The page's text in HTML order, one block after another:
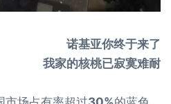
诺基亚你终于来了
我家的核桃已寂寞难耐